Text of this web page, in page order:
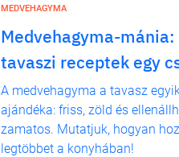
MEDVEHAGYMA
Medvehagyma-
tavaszi receptek egy
A medvehagyma a tavasz
ajándéka: friss, zöld és
zamatos. Mutatjuk, hogyan
legtöbbet a konyhában!